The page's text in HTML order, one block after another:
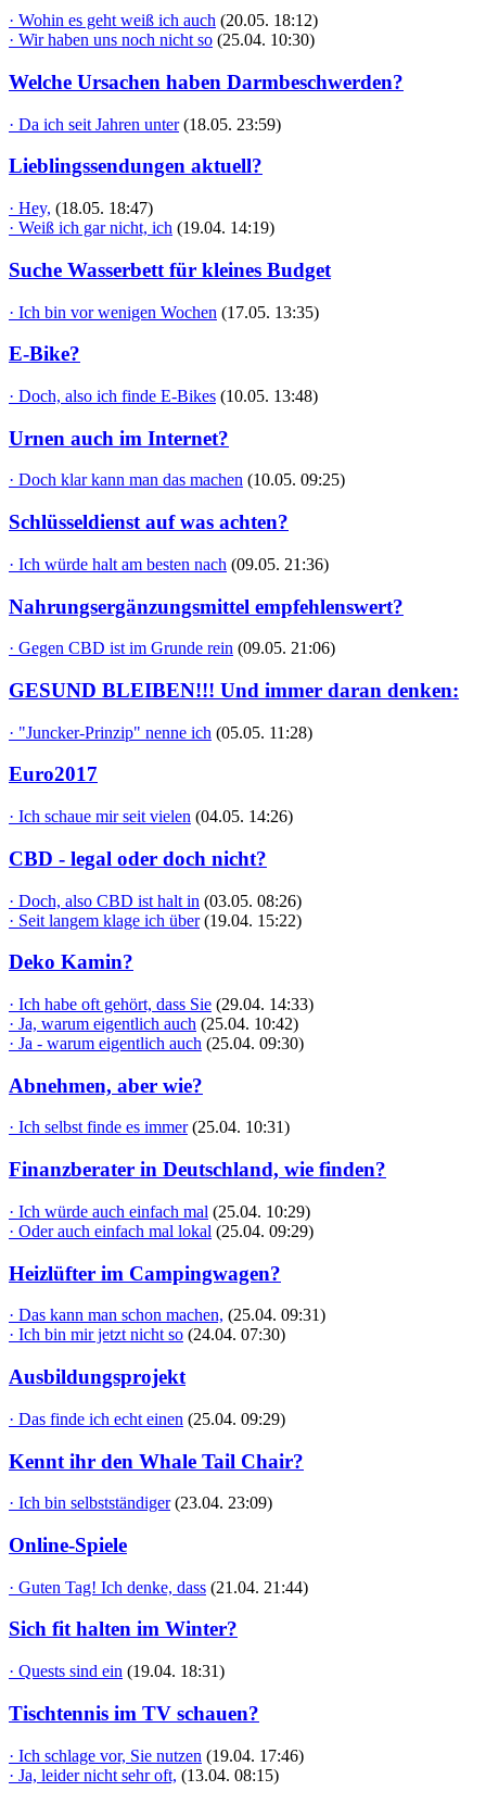
· Wohin es geht weiß ich auch (20.05. 18:12)
· Wir haben uns noch nicht so (25.04. 10:30)
Welche Ursachen haben Darmbeschwerden?
· Da ich seit Jahren unter (18.05. 23:59)
Lieblingssendungen aktuell?
· Hey, (18.05. 18:47)
· Weiß ich gar nicht, ich (19.04. 14:19)
Suche Wasserbett für kleines Budget
· Ich bin vor wenigen Wochen (17.05. 13:35)
E-Bike?
· Doch, also ich finde E-Bikes (10.05. 13:48)
Urnen auch im Internet?
· Doch klar kann man das machen (10.05. 09:25)
Schlüsseldienst auf was achten?
· Ich würde halt am besten nach (09.05. 21:36)
Nahrungsergänzungsmittel empfehlenswert?
· Gegen CBD ist im Grunde rein (09.05. 21:06)
GESUND BLEIBEN!!! Und immer daran denken:
· "Juncker-Prinzip" nenne ich (05.05. 11:28)
Euro2017
· Ich schaue mir seit vielen (04.05. 14:26)
CBD - legal oder doch nicht?
· Doch, also CBD ist halt in (03.05. 08:26)
· Seit langem klage ich über (19.04. 15:22)
Deko Kamin?
· Ich habe oft gehört, dass Sie (29.04. 14:33)
· Ja, warum eigentlich auch (25.04. 10:42)
· Ja - warum eigentlich auch (25.04. 09:30)
Abnehmen, aber wie?
· Ich selbst finde es immer (25.04. 10:31)
Finanzberater in Deutschland, wie finden?
· Ich würde auch einfach mal (25.04. 10:29)
· Oder auch einfach mal lokal (25.04. 09:29)
Heizlüfter im Campingwagen?
· Das kann man schon machen, (25.04. 09:31)
· Ich bin mir jetzt nicht so (24.04. 07:30)
Ausbildungsprojekt
· Das finde ich echt einen (25.04. 09:29)
Kennt ihr den Whale Tail Chair?
· Ich bin selbstständiger (23.04. 23:09)
Online-Spiele
· Guten Tag! Ich denke, dass (21.04. 21:44)
Sich fit halten im Winter?
· Quests sind ein (19.04. 18:31)
Tischtennis im TV schauen?
· Ich schlage vor, Sie nutzen (19.04. 17:46)
· Ja, leider nicht sehr oft, (13.04. 08:15)